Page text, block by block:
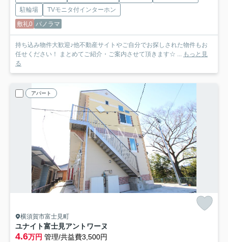
駐輪場
TVモニタ付インターホン
敷礼0 パノラマ
持ち込み物件大歓迎♪他不動産サイトやご自分でお探しされた物件もお
任せください！ まとめてご紹介・ご案内させて頂きます☆ ...
もっと見
る
アパート
横須賀市富士見町
ユナイト富士見アントワーヌ
4.6万円 管理/共益費3,500円